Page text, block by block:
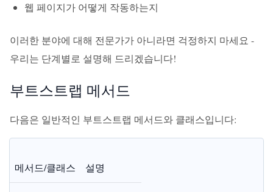
웹 페이지가 어떻게 작동하는지
이러한 분야에 대해 전문가가 아니라면 걱정하지 마세요 -
우리는 단계별로 설명해 드리겠습니다!
부트스트랩 메서드
다음은 일반적인 부트스트랩 메서드와 클래스입니다:
메서드/클래스 설명